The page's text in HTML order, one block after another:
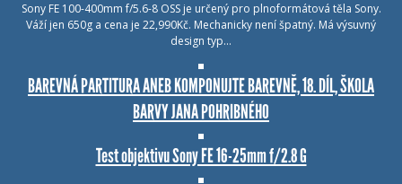
Sony FE 100-400mm f/5.6-8 OSS je určený pro plnoformátová těla Sony.
Váží jen 650g a cena je 22,990Kč. Mechanicky není špatný. Má výsuvný
design typ…
BAREVNÁ PARTITURA ANEB KOMPONUJTE BAREVNĚ, 18. DÍL, ŠKOLA
BARVY JANA POHRIBNÉHO
Test objektivu Sony FE 16-25mm f/2.8 G